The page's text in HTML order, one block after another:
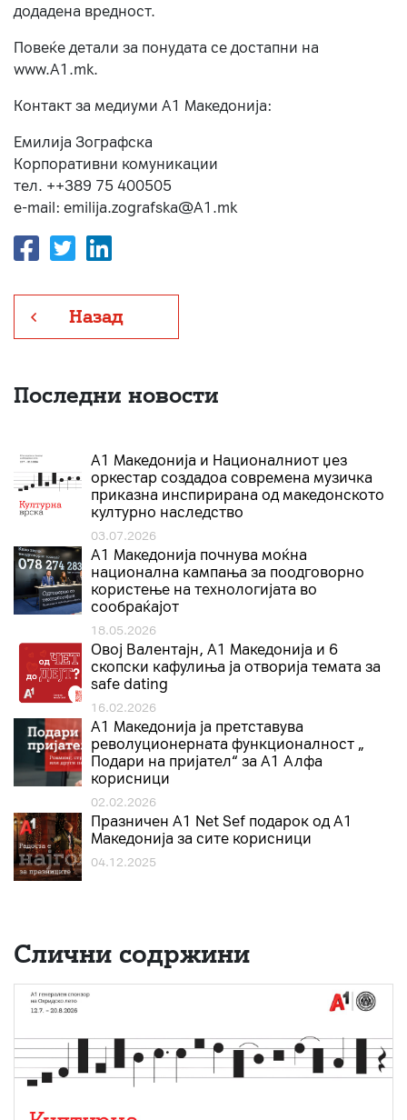
додадена вредност.
Повеќе детали за понудата се достапни на
www.А1.mk.
Контакт за медиуми А1 Македонија:
Емилија Зографска
Корпоративни комуникации
тел. ++389 75 400505
e-mail: emilija.zografska@A1.mk
Назад
Последни новости
А1 Македонија и Националниот џез
оркестар создадоа современа музичка
приказна инспирирана од македонското
културно наследство
03.07.2026
A1 Македонија почнува моќна
национална кампања за поодговорно
користење на технологијата во
сообраќајот
18.05.2026
Овој Валентајн, A1 Македонија и 6
скопски кафулиња ја отворија темата за
safe dating
16.02.2026
А1 Македонија ја претставува
револуционерната функционалност „
Подари на пријател“ за А1 Алфа
корисници
02.02.2026
Празничен A1 Net Sеf подарок од А1
Македонија за сите корисници
04.12.2025
Слични содржини